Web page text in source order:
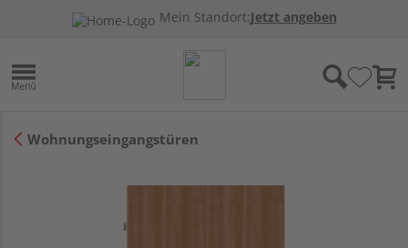
Mein Standort:Jetzt angeben
Wohnungseingangstüren